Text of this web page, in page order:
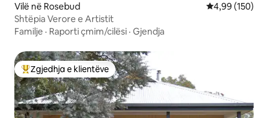
Vilë në Rosebud Vlerësimi
4,99 (150)
Shtëpia Verore e Artistit
Familje · Raporti çmim/cilësi · Gjendja
Më të mirat e zgjedhjeve të klientëve
Zgjedhja e klientëve